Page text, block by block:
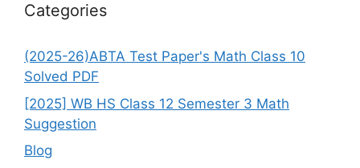
Categories
(2025-26)ABTA Test Paper's Math Class 10
Solved PDF
[2025] WB HS Class 12 Semester 3 Math
Suggestion
Blog